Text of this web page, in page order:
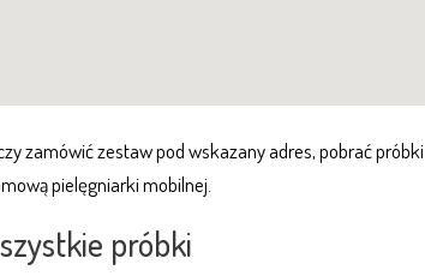
zamówić zestaw pod wskazany adres, pobrać próbki
pielęgniarki mobilnej.
próbki